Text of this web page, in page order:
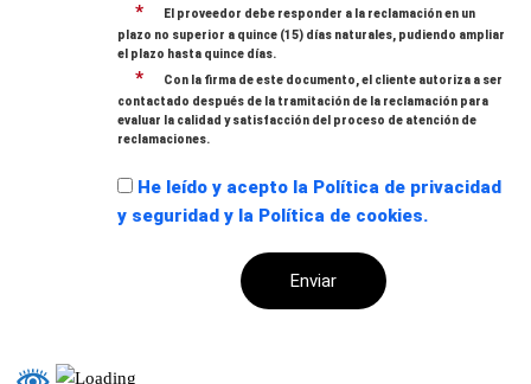
*
El proveedor debe responder a la reclamación en un
plazo no superior a quince (15) días naturales, pudiendo ampliar
el plazo hasta quince días.
*
Con la firma de este documento, el cliente autoriza a ser
contactado después de la tramitación de la reclamación para
evaluar la calidad y satisfacción del proceso de atención de
reclamaciones.
He leído y acepto la Política de privacidad
y seguridad y la Política de cookies.